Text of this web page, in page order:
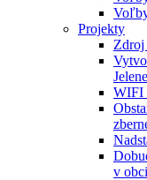
Projekty
Zdroj
WIFI
v